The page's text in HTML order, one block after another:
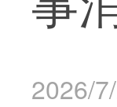
2026/